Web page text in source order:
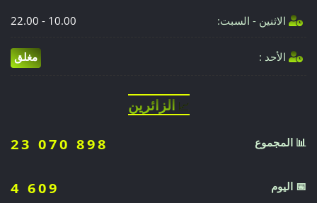
الاثنين - السبت: 10.00 - 22.00
الأحد : مغلق
📈 الزائرين
📊 المجموع 23 070 898
📅 اليوم 4 609